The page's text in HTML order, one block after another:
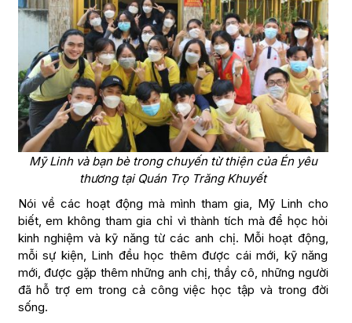
Mỹ Linh và bạn bè trong chuyến từ thiện của Én yêu
thương tại Quán Trọ Trăng Khuyết
Nói về các hoạt động mà mình tham gia, Mỹ Linh cho
biết, em không tham gia chỉ vì thành tích mà để học hỏi
kinh nghiệm và kỹ năng từ các anh chị. Mỗi hoạt động,
mỗi sự kiện, Linh đều học thêm được cái mới, kỹ năng
mới, được gặp thêm những anh chị, thầy cô, những người
đã hỗ trợ em trong cả công việc học tập và trong đời
sống.